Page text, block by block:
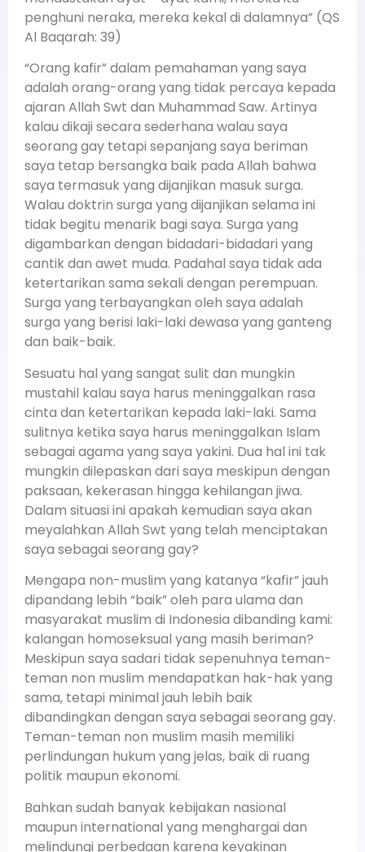
penghuni neraka, mereka kekal di dalamnya” (QS
Al Baqarah: 39)
“Orang kafir” dalam pemahaman yang saya
adalah orang-orang yang tidak percaya kepada
ajaran Allah Swt dan Muhammad Saw. Artinya
kalau dikaji secara sederhana walau saya
seorang gay tetapi sepanjang saya beriman
saya tetap bersangka baik pada Allah bahwa
saya termasuk yang dijanjikan masuk surga.
Walau doktrin surga yang dijanjikan selama ini
tidak begitu menarik bagi saya. Surga yang
digambarkan dengan bidadari-bidadari yang
cantik dan awet muda. Padahal saya tidak ada
ketertarikan sama sekali dengan perempuan.
Surga yang terbayangkan oleh saya adalah
surga yang berisi laki-laki dewasa yang ganteng
dan baik-baik.
Sesuatu hal yang sangat sulit dan mungkin
mustahil kalau saya harus meninggalkan rasa
cinta dan ketertarikan kepada laki-laki. Sama
sulitnya ketika saya harus meninggalkan Islam
sebagai agama yang saya yakini. Dua hal ini tak
mungkin dilepaskan dari saya meskipun dengan
paksaan, kekerasan hingga kehilangan jiwa.
Dalam situasi ini apakah kemudian saya akan
meyalahkan Allah Swt yang telah menciptakan
saya sebagai seorang gay?
Mengapa non-muslim yang katanya “kafir” jauh
dipandang lebih “baik” oleh para ulama dan
masyarakat muslim di Indonesia dibanding kami:
kalangan homoseksual yang masih beriman?
Meskipun saya sadari tidak sepenuhnya teman-
teman non muslim mendapatkan hak-hak yang
sama, tetapi minimal jauh lebih baik
dibandingkan dengan saya sebagai seorang gay.
Teman-teman non muslim masih memiliki
perlindungan hukum yang jelas, baik di ruang
politik maupun ekonomi.
Bahkan sudah banyak kebijakan nasional
maupun international yang menghargai dan
melindungi perbedaan karena keyakinan